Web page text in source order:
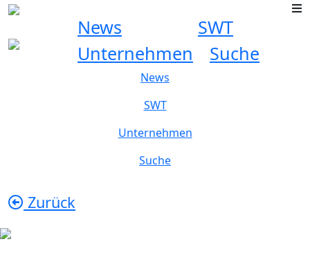
News
SWT
Unternehmen
Suche
News
SWT
Unternehmen
Suche
Zurück